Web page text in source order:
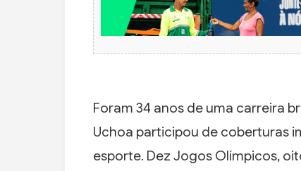
Foram 34 anos de uma carreira
Uchoa participou de coberturas
esporte. Dez Jogos Olímpicos,